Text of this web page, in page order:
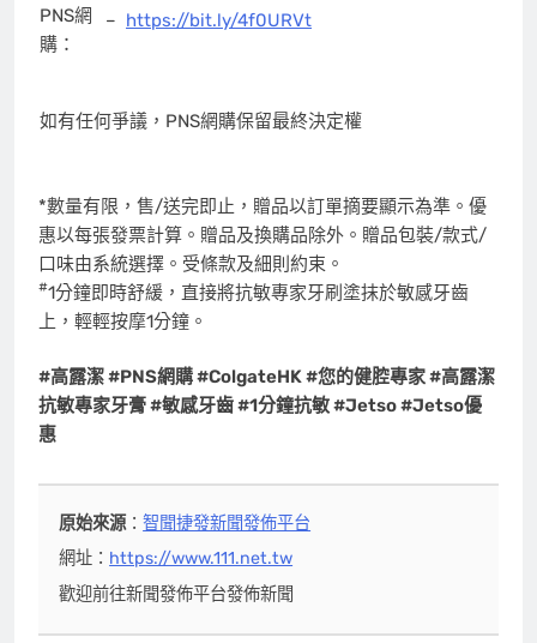
PNS網
購：
– https://bit.ly/4f0URVt
如有任何爭議，PNS網購保留最終決定權
*數量有限，售/送完即止，贈品以訂單摘要顯示為準。優
惠以每張發票計算。贈品及換購品除外。贈品包裝/款式/
口味由系統選擇。受條款及細則約束。
#1分鐘即時舒緩，直接將抗敏專家牙刷塗抹於敏感牙齒
上，輕輕按摩1分鐘。
#高露潔#PNS網購#ColgateHK #您的健腔專家#高露潔
抗敏專家牙膏#敏感牙齒#1分鐘抗敏#Jetso #Jetso優
惠
原始來源：智聞捷發新聞發佈平台
網址： https://www.111.net.tw
歡迎前往新聞發佈平台發佈新聞